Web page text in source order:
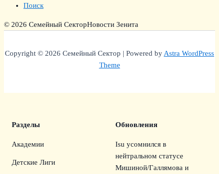
Поиск
© 2026 Семейный СекторНовости Зенита
Copyright © 2026 Семейный Сектор | Powered byAstra WordPress
Theme
Разделы
Академии
Детские Лиги
Обновления
Isu усомнился в
нейтральном статусе
Мишиной/Галлямова и